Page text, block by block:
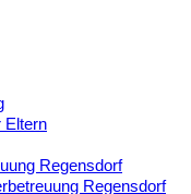
Eltern
Regensdorf
Regensdorf